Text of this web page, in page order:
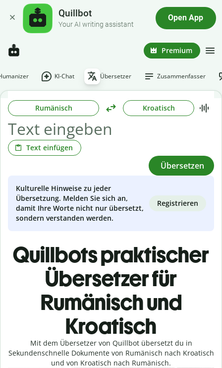
Quillbot
Your AI writing assistant
Open App
Premium
KI-Chat Übersetzer Zusammenfasser
Rumänisch Kroatisch
Text einfügen
Übersetzen
Kulturelle Hinweise zu jeder
Übersetzung. Melden Sie sich an,
damit Ihre Worte nicht nur übersetzt,
sondern verstanden werden.
Registrieren
Quillbots praktischer
Übersetzer für
Rumänisch und
Kroatisch
Mit dem Übersetzer von Quillbot übersetzt du in
Sekundenschnelle Dokumente von Rumänisch nach Kroatisch
und von Kroatisch nach Rumänisch.